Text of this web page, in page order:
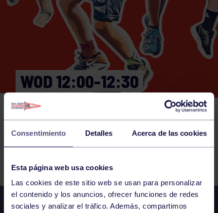
Consentimiento Detalles Acerca de las cookies
Esta página web usa cookies
Las cookies de este sitio web se usan para personalizar
el contenido y los anuncios, ofrecer funciones de redes
sociales y analizar el tráfico. Además, compartimos
WOD 12:00-12:30
GIMNASIO